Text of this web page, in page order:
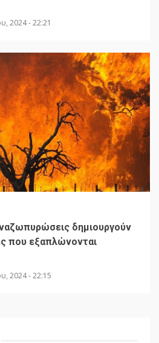
2024 - 22:21
δημιουργούν
που εξαπλώνονται
2024 - 22:15